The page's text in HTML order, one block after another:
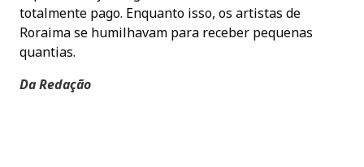
totalmente pago. Enquanto isso, os artistas de
Roraima se humilhavam para receber pequenas
quantias.
Da Redação